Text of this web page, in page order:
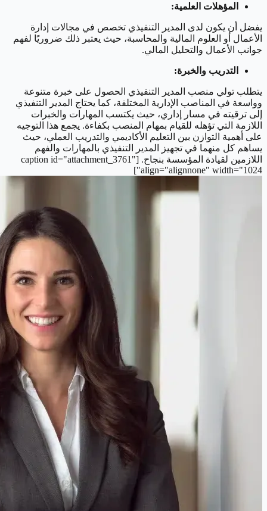
المؤهلات العلمية:
يفضل أن يكون لدى المدير التنفيذي تخصص في مجالات إدارة
الأعمال أو العلوم المالية والمحاسبة، حيث يعتبر ذلك ضروريًا لفهم
جوانب الأعمال والتحليل المالي.
التدريب والخبرة:
يتطلب تولي منصب المدير التنفيذي الحصول على خبرة متنوعة
وواسعة في المناصب الإدارية المختلفة، كما يحتاج المدير التنفيذي
إلى ترقيته في مسار إداري، حيث يكتسب المهارات والخبرات
اللازمة التي تؤهله للقيام بمهام المنصب بكفاءة. يجمع هذا التوجيه
على أهمية التوازن بين التعليم الأكاديمي والتدريب العملي، حيث
يساهم كل منهما في تجهيز المدير التنفيذي بالمهارات والفهم
اللازمين لقيادة المؤسسة بنجاح. [caption id="attachment_3761"
align="alignnone" width="1024"]